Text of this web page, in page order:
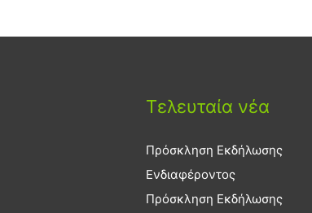
Τελευταία νέα
Πρόσκληση Εκδήλωσης
Ενδιαφέροντος
Πρόσκληση Εκδήλωσης